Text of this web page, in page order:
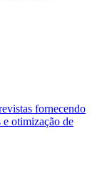
fornecendo
e otimização de